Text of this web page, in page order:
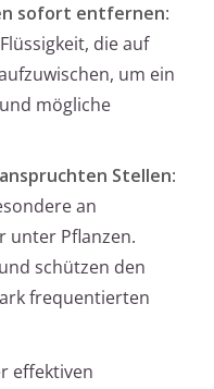
sofort entfernen:
die auf
um ein
mögliche
Stellen:
an
unter Pflanzen.
schützen den
frequentierten
effektiven